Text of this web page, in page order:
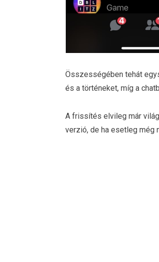
Összességében tehát
és a történeket, míg a
A frissítés elvileg már
verzió, de ha esetleg még